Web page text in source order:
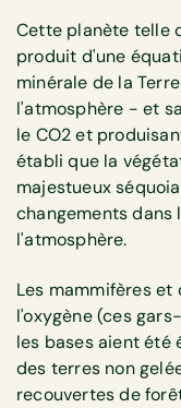
Cette planète telle
produit d'une
minérale de la
l'atmosphère - et
le CO2 et
établi que la
majestueux
changements
l'atmosphère.
Les mammifères
l'oxygène (ces
les bases aient été
des terres non
recouvertes de